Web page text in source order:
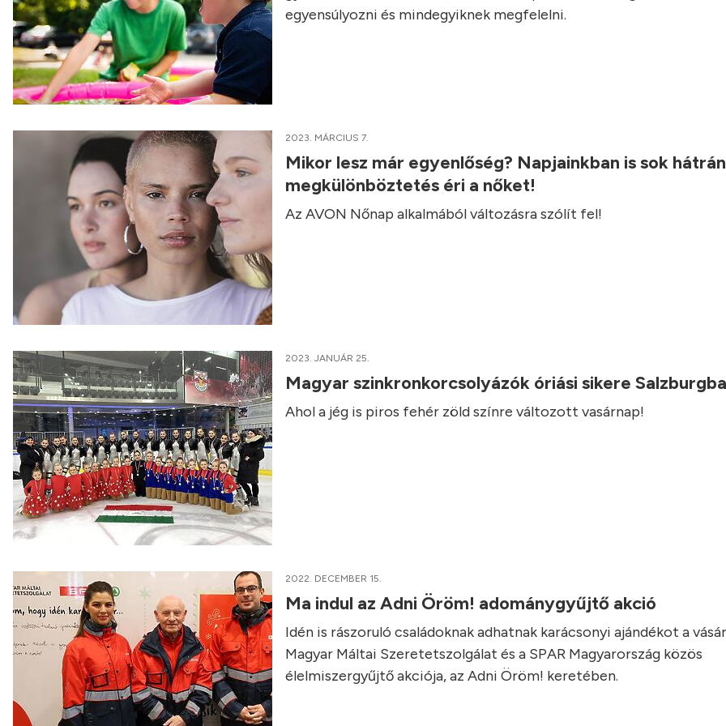
egyensúlyozni és mindegyiknek megfelelni.
2023. MÁRCIUS 7.
Mikor lesz már egyenlőség? Napjainkban is sok
megkülönböztetés éri a nőket!
Az AVON Nőnap alkalmából változásra szólít fel!
2023. JANUÁR 25.
Magyar szinkronkorcsolyázók óriási sikere
Ahol a jég is piros fehér zöld színre változott vasárnap!
2022. DECEMBER 15.
Ma indul az Adni Öröm! adománygyűjtő akció
Idén is rászoruló családoknak adhatnak karácsonyi ajándékot a
Magyar Máltai Szeretetszolgálat és a SPAR Magyarország közös
élelmiszergyűjtő akciója, az Adni Öröm! keretében.